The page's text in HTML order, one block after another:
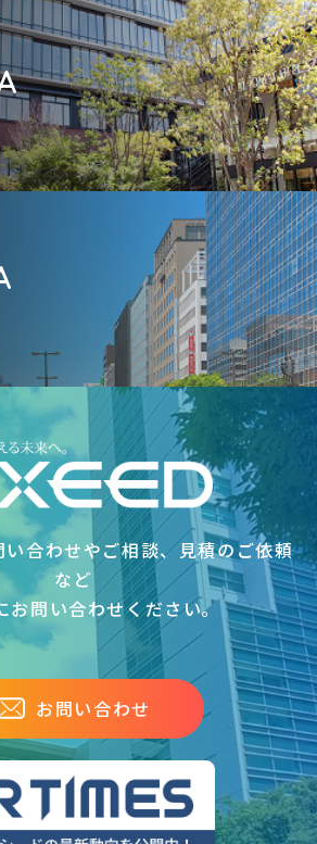
合わせやご相談、見積のご依頼
など
お問い合わせください｡
お問い合わせ